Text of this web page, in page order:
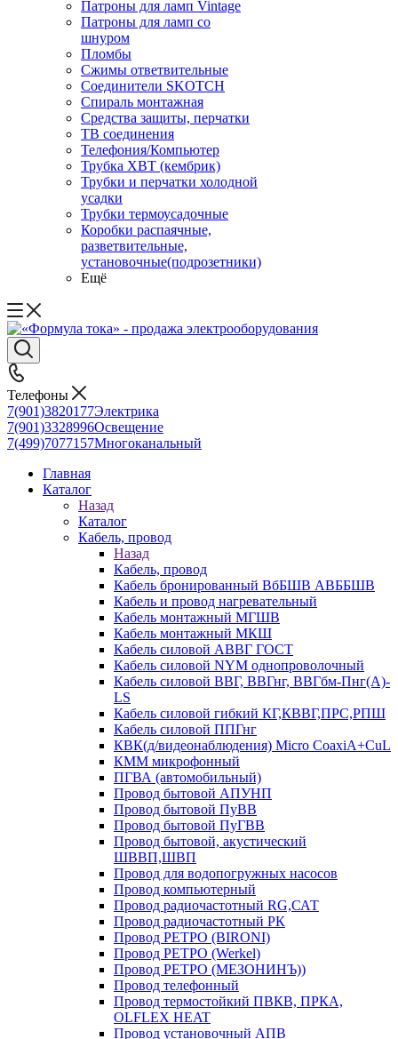
Патроны для ламп Vintage
Патроны для ламп со
шнуром
Пломбы
Сжимы ответвительные
Соединители SKOTCH
Спираль монтажная
Средства защиты, перчатки
ТВ соединения
Телефония/Компьютер
Трубка ХВТ (кембрик)
Трубки и перчатки холодной
усадки
Трубки термоусадочные
Коробки распаячные,
разветвительные,
установочные(подрозетники)
Ещё
Телефоны
7(901)3820177Электрика
7(901)3328996Освещение
7(499)7077157Многоканальный
Главная
Каталог
Назад
Каталог
Кабель, провод
Назад
Кабель, провод
Кабель бронированный ВбБШВ АВББШВ
Кабель и провод нагревательный
Кабель монтажный МГШВ
Кабель монтажный МКШ
Кабель силовой АВВГ ГОСТ
Кабель силовой NYM однопроволочный
Кабель силовой ВВГ, ВВГнг, ВВГбм-Пнг(А)-
LS
Кабель силовой гибкий КГ,КВВГ,ПРС,РПШ
Кабель силовой ППГнг
КВК(д/видеонаблюдения) Micro CoaxiA+CuL
КММ микрофонный
ПГВА (автомобильный)
Провод бытовой АПУНП
Провод бытовой ПуВВ
Провод бытовой ПуГВВ
Провод бытовой, акустический
ШВВП,ШВП
Провод для водопогружных насосов
Провод компьютерный
Провод радиочастотный RG,САТ
Провод радиочастотный РК
Провод РЕТРО (BIRONI)
Провод РЕТРО (Werkel)
Провод РЕТРО (МЕЗОНИНЪ))
Провод телефонный
Провод термостойкий ПВКВ, ПРКА,
OLFLEX HEAT
Провод установочный АПВ